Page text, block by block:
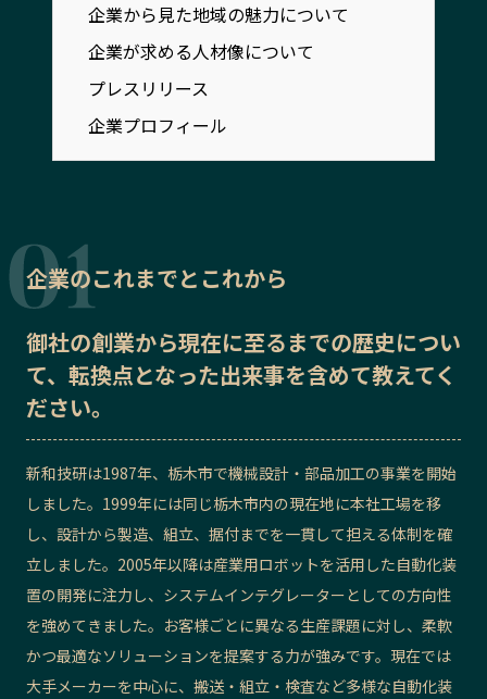
カテゴリから探す
プレスリリース
イベント
地域豆知識
ニッポンの百選大全集
Sporkle
「人」から探す
記事ライター アンバサダー
お問い合わせ 会社概要
企業から見た地域の魅力について
企業が求める人材像について
プレスリリース
企業プロフィール
企業のこれまでとこれから
御社の創業から現在に至るまでの歴史につい
て、転換点となった出来事を含めて教えてく
ださい。
新和技研は1987年、栃木市で機械設計・部品加工の事業を開始
しました。1999年には同じ栃木市内の現在地に本社工場を移
し、設計から製造、組立、据付までを一貫して担える体制を確
立しました。 2005年以降は産業用ロボットを活用した自動化装
置の開発に注力し、システムインテグレーターとしての方向性
を強めてきました。お客様ごとに異なる生産課題に対し、柔軟
かつ最適なソリューションを提案する力が強みです。現在では
大手メーカーを中心に、搬送・組立・検査など多様な自動化装